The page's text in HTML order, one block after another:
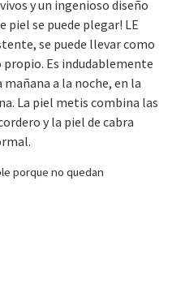
y un ingenioso diseño
piel se puede plegar! LE
se puede llevar como
propio. Es indudablemente
a la noche, en la
La piel metis combina las
y la piel de cabra
porque no quedan